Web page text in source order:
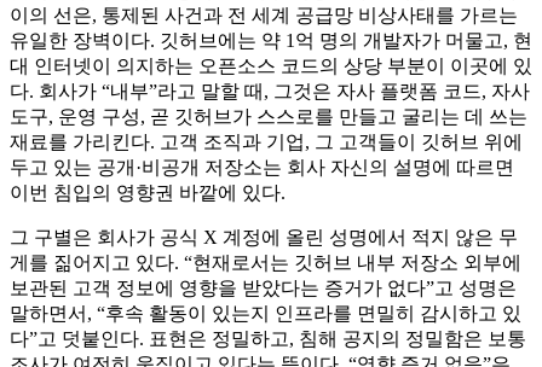
이의 선은, 통제된 사건과 전 세계 공급망 비상사태를 가르는
유일한 장벽이다. 깃허브에는 약 1억 명의 개발자가 머물고, 현
대 인터넷이 의지하는 오픈소스 코드의 상당 부분이 이곳에 있
다. 회사가 “내부”라고 말할 때, 그것은 자사 플랫폼 코드, 자사
도구, 운영 구성, 곧 깃허브가 스스로를 만들고 굴리는 데 쓰는
재료를 가리킨다. 고객 조직과 기업, 그 고객들이 깃허브 위에
두고 있는 공개·비공개 저장소는 회사 자신의 설명에 따르면
이번 침입의 영향권 바깥에 있다.
그 구별은 회사가 공식 X 계정에 올린 성명에서 적지 않은 무
게를 짊어지고 있다. “현재로서는 깃허브 내부 저장소 외부에
보관된 고객 정보에 영향을 받았다는 증거가 없다”고 성명은
말하면서, “후속 활동이 있는지 인프라를 면밀히 감시하고 있
다”고 덧붙인다. 표현은 정밀하고, 침해 공지의 정밀함은 보통